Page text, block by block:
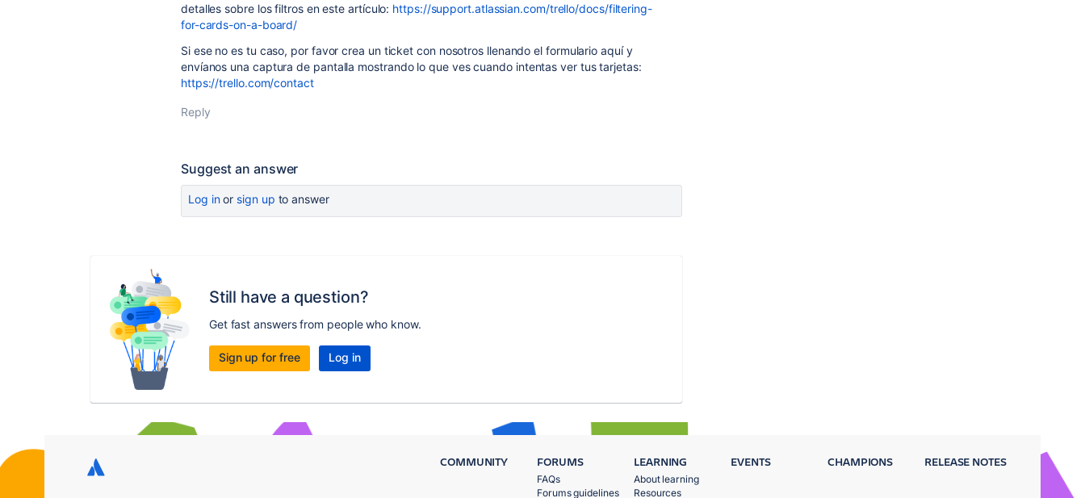
detalles sobre los filtros en este artículo: https://support.atlassian.com/trello/docs/filtering-
for-cards-on-a-board/
Si ese no es tu caso, por favor crea un ticket con nosotros llenando el formulario aquí y
envíanos una captura de pantalla mostrando lo que ves cuando intentas ver tus tarjetas:
https://trello.com/contact
Reply
Suggest an answer
Log inor sign up to answer
Still have a question?
Get fast answers from people who know.
Sign up for free Log in
COMMUNITY FORUMS
FAQs
Forums guidelines
LEARNING
About learning
Resources
EVENTS CHAMPIONS RELEASE NOTES